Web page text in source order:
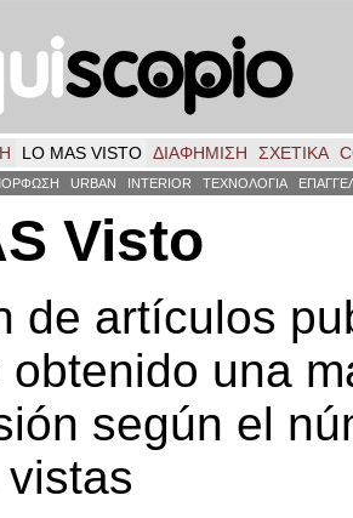
LO MAS VISTO ΔΙΑΦΗΜΙΣΗ ΣΧΕΤΙΚΑ
URBAN INTERIOR ΤΕΧΝΟΛΟΓΙΑ
Visto
de artículos
obtenido una
según el